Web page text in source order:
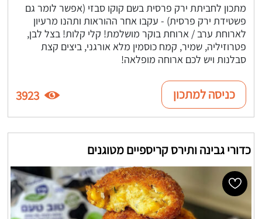
מתכון לחביתת ירק פרסית בשם קוקו סבזי (אפשר לומר גם
פשטידת ירק פרסית) - עקבו אחר ההוראות ותהנו מרעיון
לארוחת ערב / ארוחת בוקר מושלמת! קלי קלות! בצל לבן,
פטרוזיליה, שמיר, קמח כוסמין מלא אורגני, ביצים קצת
סבלנות ויש לכם ארוחה מופלאה!
כניסה למתכון 3923
כדורי גבינה ותירס קריספיים מטוגנים